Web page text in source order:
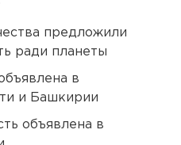
предложили
ради планеты
в
и Башкирии
объявлена в